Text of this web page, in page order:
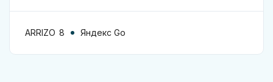
ARRIZO 8 Яндекс Go